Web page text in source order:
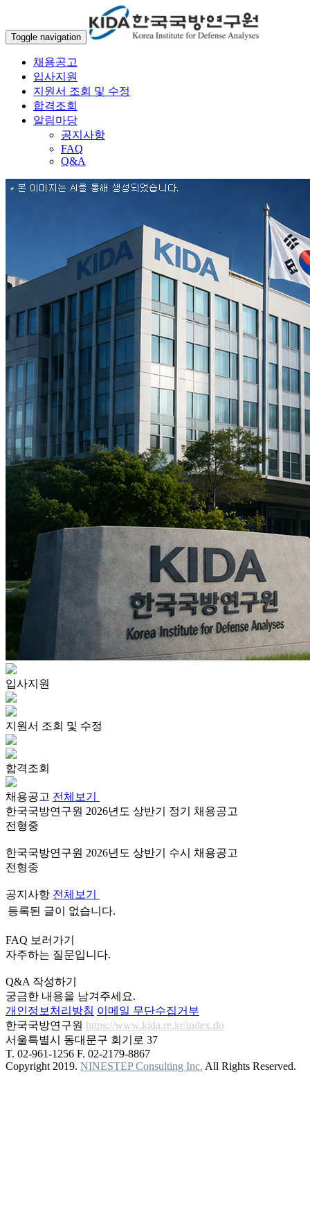
Toggle navigation
채용공고
입사지원
지원서 조회 및 수정
합격조회
알림마당
공지사항
FAQ
Q&A
입사지원
지원서 조회 및 수정
합격조회
채용공고 전체보기
한국국방연구원 2026년도 상반기 정기 채용공고
전형중
한국국방연구원 2026년도 상반기 수시 채용공고
전형중
공지사항 전체보기
등록된 글이 없습니다.
FAQ 보러가기
자주하는 질문입니다.
Q&A 작성하기
궁금한 내용을 남겨주세요.
개인정보처리방침 이메일 무단수집거부
한국국방연구원 https://www.kida.re.kr/index.do
서울특별시 동대문구 회기로 37
T. 02-961-1256 F. 02-2179-8867
Copyright 2019. NINESTEP Consulting Inc. All Rights Reserved.